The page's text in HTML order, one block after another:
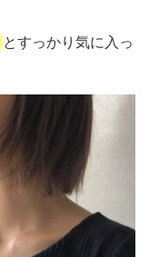
とすっかり気に入っ